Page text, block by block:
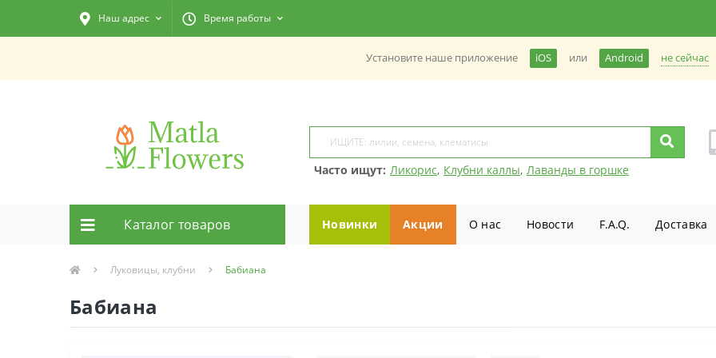
Наш адрес Время работы
Установите наше приложение iOS или Android не сейчас
Часто ищут: Ликорис, Клубни каллы, Лаванды в горшке
Каталог товаров Новинки Акции О нас Новости F.A.Q. Доставка
Луковицы, клубни Бабиана
Бабиана